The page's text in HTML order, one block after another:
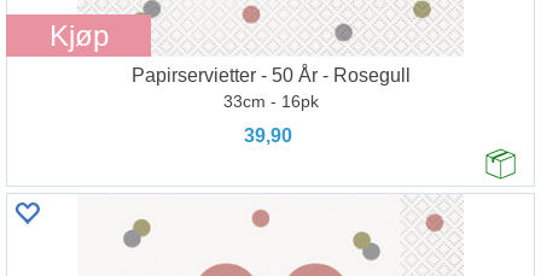
Kjøp
Papirservietter - 50 År - Rosegull
33cm - 16pk
39,90